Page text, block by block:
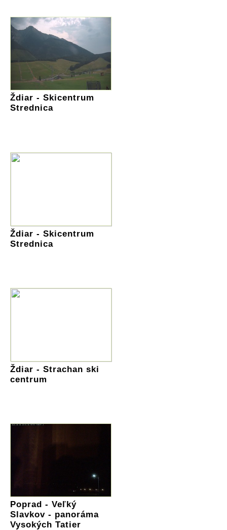
Ždiar - Skicentrum
Strednica
Ždiar - Skicentrum
Strednica
Ždiar - Strachan ski
centrum
Poprad - Veľký
Slavkov - panoráma
Vysokých Tatier